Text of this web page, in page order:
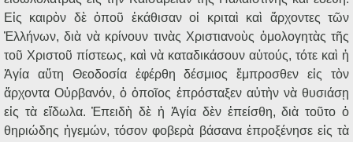
Εἰς καιρὸν δὲ ὁποῦ ἐκάθισαν οἱ κριταὶ καὶ ἄρχοντες τῶν
Ἑλλήνων, διὰ νὰ κρίνουν τινὰς Χριστιανοὺς ὁμολογητὰς τῆς
τοῦ Χριστοῦ πίστεως, καὶ νὰ καταδικάσουν αὐτούς, τότε καὶ ἡ
Ἁγία αὕτη Θεοδοσία ἐφέρθη δέσμιος ἔμπροσθεν εἰς τὸν
ἄρχοντα Οὐρβανόν, ὁ ὁποῖος ἐπρόσταξεν αὐτὴν νὰ θυσιάσῃ
εἰς τὰ εἴδωλα. Ἐπειδὴ δὲ ἡ Ἁγία δὲν ἐπείσθη, διὰ τοῦτο ὁ
θηριώδης ἡγεμών, τόσον φοβερὰ βάσανα ἐπροξένησε εἰς τὰ